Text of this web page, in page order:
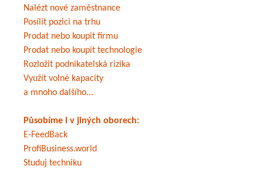
Nalézt nové zaměstnance
Posílit pozici na trhu
Prodat nebo koupit firmu
Prodat nebo koupit technologie
Rozložit podnikatelská rizika
Využít volné kapacity
a mnoho dalšího...
Působíme i v jiných oborech:
E-FeedBack
ProfiBusiness.world
Studuj techniku